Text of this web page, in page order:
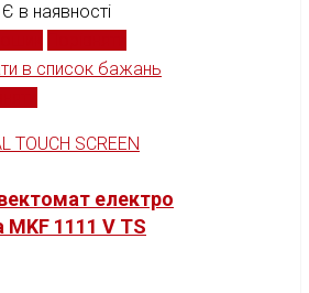
Є в наявності
в список бажань
TOUCH SCREEN
електро
MKF 1111 V TS